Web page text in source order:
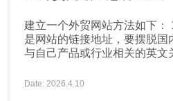
建立一个外贸网站方法如下： 1、挑选英文域名 域名
是网站的链接地址，要摆脱国
与自己产品或行业相关的英文
响理解的。 2、挑选建站系统和服务器 由于大部分外
贸soho不具备代码编写能力
Date: 2026.4.10